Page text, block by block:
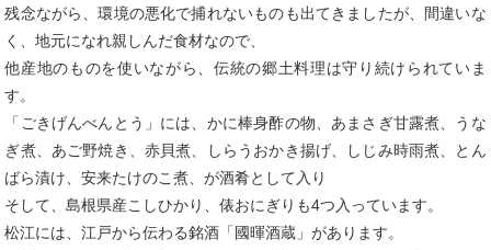
残念ながら、環境の悪化で捕れないものも出てきましたが、間違いな
く、地元になれ親しんだ食材なので、
他産地のものを使いながら、伝統の郷土料理は守り続けられていま
す。
「ごきげんべんとう」には、かに棒身酢の物、あまさぎ甘露煮、うな
ぎ煮、あご野焼き、赤貝煮、しらうおかき揚げ、しじみ時雨煮、とん
ばら漬け、安来たけのこ煮、が酒肴として入り
そして、島根県産こしひかり、俵おにぎりも4つ入っています。
松江には、江戸から伝わる銘酒「國暉酒蔵」があります。